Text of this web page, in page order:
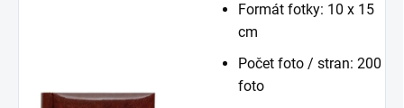
Formát fotky: 10 x 15
cm
Počet foto / stran: 200
foto